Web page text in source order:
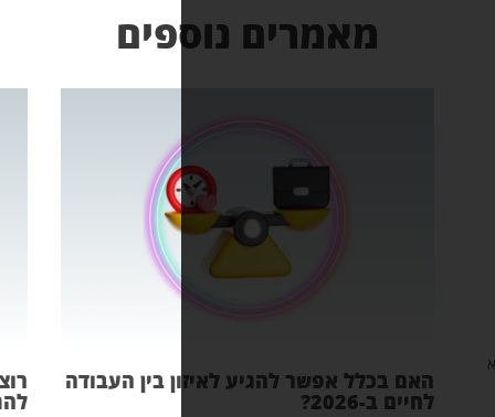
נוספים
להגיע לאיזון בין העבודה רוצה יותר חשיפה
להתחיל מכאן